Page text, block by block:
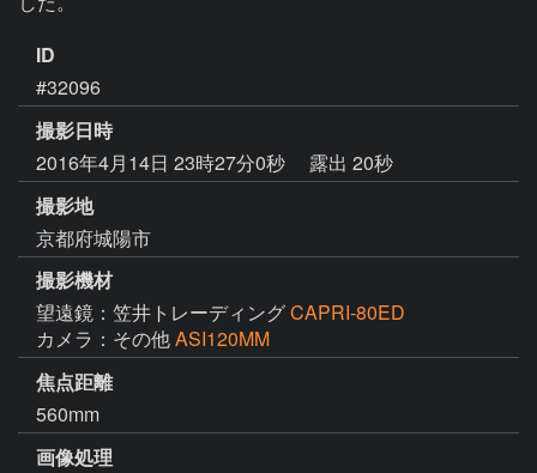
ID
#32096
撮影日時
2016年4月14日 23時27分0秒
露出 20秒
撮影地
京都府城陽市
撮影機材
望遠鏡：笠井トレーディングCAPRI-80ED
カメラ：その他ASI120MM
焦点距離
560mm
画像処理